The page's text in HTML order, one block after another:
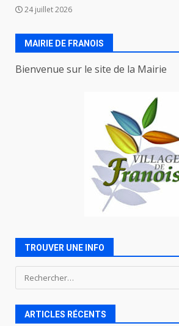
24 juillet 2026
MAIRIE DE FRANOIS
Bienvenue sur le site de la Mairie
TROUVER UNE INFO
Rechercher :
ARTICLES RÉCENTS